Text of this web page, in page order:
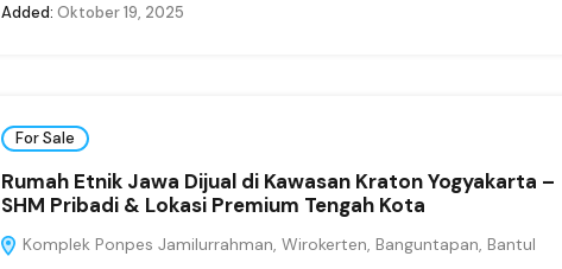
Added: Oktober 19, 2025
For Sale
Rumah Etnik Jawa Dijual di Kawasan Kraton Yogyakarta –
SHM Pribadi & Lokasi Premium Tengah Kota
Komplek Ponpes Jamilurrahman, Wirokerten, Banguntapan, Bantul